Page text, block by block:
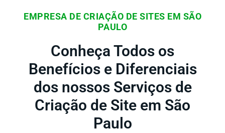
EMPRESA DE CRIAÇÃO DE SITES EM SÃO
PAULO
Conheça Todos os
Benefícios e Diferenciais
dos nossos Serviços de
Criação de Site em São
Paulo